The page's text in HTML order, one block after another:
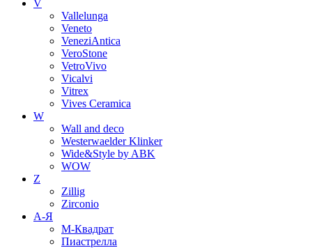
V
Vallelunga
Veneto
VeneziAntica
VeroStone
VetroVivo
Vicalvi
Vitrex
Vives Ceramica
W
Wall and deco
Westerwaelder Klinker
Wide&Style by ABK
WOW
Z
Zillig
Zirconio
А-Я
М-Квадрат
Пиастрелла